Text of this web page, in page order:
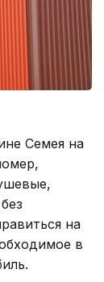
Семея на
на
в